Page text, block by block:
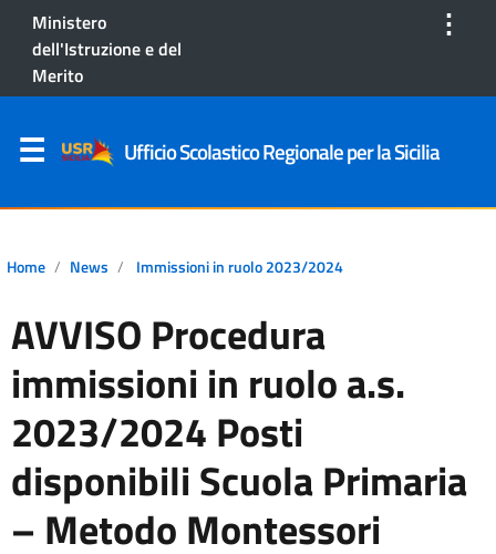
Ministero
dell'Istruzione e del
Merito
⋮
Ufficio Scolastico Regionale per la Sicilia
Home News Immissioni in ruolo 2023/2024
AVVISO Procedura
immissioni in ruolo a.s.
2023/2024 Posti
disponibili Scuola Primaria
– Metodo Montessori